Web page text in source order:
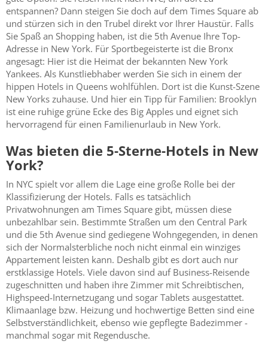
entspannen? Dann steigen Sie doch auf dem Times Square ab
und stürzen sich in den Trubel direkt vor Ihrer Haustür. Falls
Sie Spaß an Shopping haben, ist die 5th Avenue Ihre Top-
Adresse in New York. Für Sportbegeisterte ist die Bronx
angesagt: Hier ist die Heimat der bekannten New York
Yankees. Als Kunstliebhaber werden Sie sich in einem der
hippen Hotels in Queens wohlfühlen. Dort ist die Kunst-Szene
New Yorks zuhause. Und hier ein Tipp für Familien: Brooklyn
ist eine ruhige grüne Ecke des Big Apples und eignet sich
hervorragend für einen Familienurlaub in New York.
Was bieten die 5-Sterne-Hotels in New
York?
In NYC spielt vor allem die Lage eine große Rolle bei der
Klassifizierung der Hotels. Falls es tatsächlich
Privatwohnungen am Times Square gibt, müssen diese
unbezahlbar sein. Bestimmte Straßen um den Central Park
und die 5th Avenue sind gediegene Wohngegenden, in denen
sich der Normalsterbliche noch nicht einmal ein winziges
Appartement leisten kann. Deshalb gibt es dort auch nur
erstklassige Hotels. Viele davon sind auf Business-Reisende
zugeschnitten und haben ihre Zimmer mit Schreibtischen,
Highspeed-Internetzugang und sogar Tablets ausgestattet.
Klimaanlage bzw. Heizung und hochwertige Betten sind eine
Selbstverständlichkeit, ebenso wie gepflegte Badezimmer -
manchmal sogar mit Regendusche.